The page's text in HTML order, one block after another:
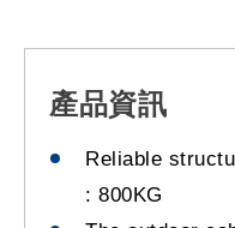
產品資訊
Reliable
: 800KG